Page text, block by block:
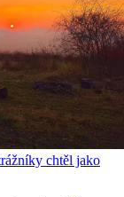
chtěl jako